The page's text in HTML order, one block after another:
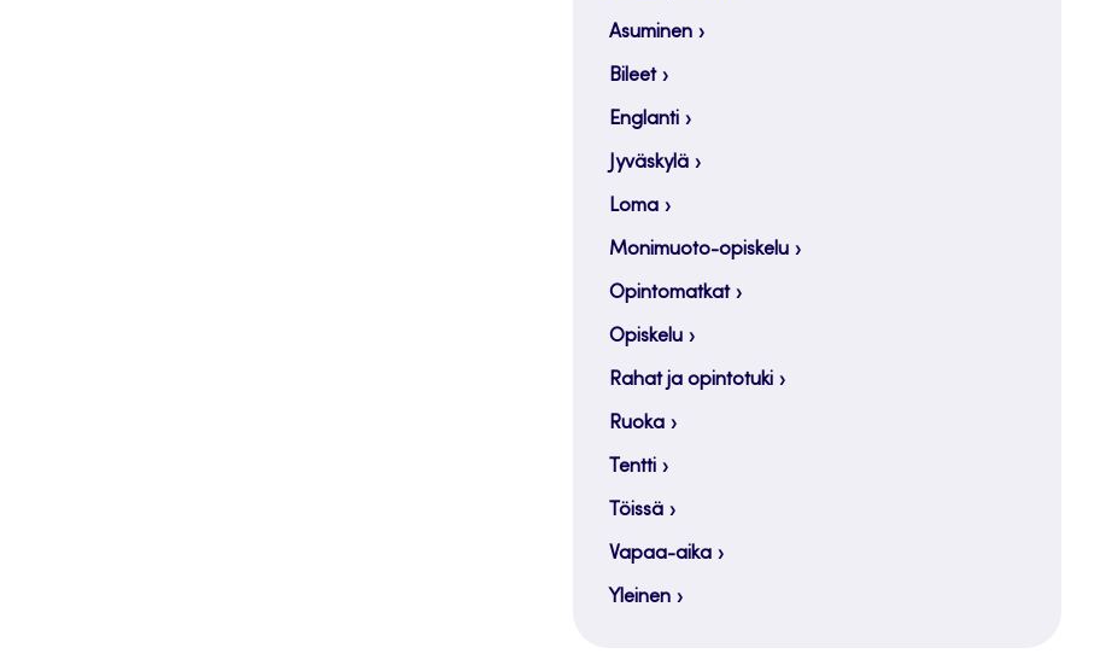
Asuminen
Bileet
Englanti
Jyväskylä
Loma
Monimuoto-opiskelu
Opintomatkat
Opiskelu
Rahat ja opintotuki
Ruoka
Tentti
Töissä
Vapaa-aika
Yleinen